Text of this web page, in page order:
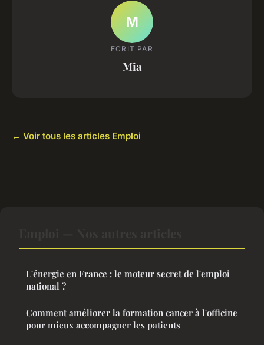
M
ECRIT PAR
Mia
← Voir tous les articles Emploi
L'énergie en France : le moteur secret de l'emploi
national ?
Comment améliorer la formation cancer à l'officine
pour mieux accompagner les patients